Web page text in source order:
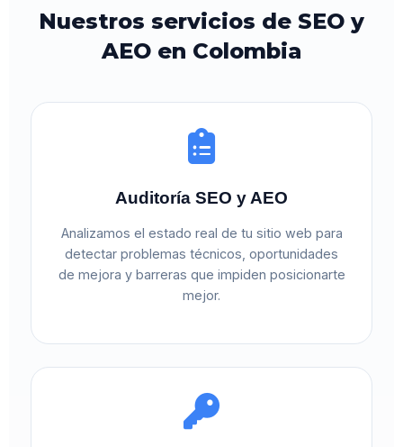
Nuestros servicios de SEO y
AEO en Colombia
Auditoría SEO y AEO
Analizamos el estado real de tu sitio web para
detectar problemas técnicos, oportunidades
de mejora y barreras que impiden posicionarte
mejor.